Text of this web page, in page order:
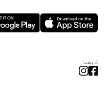
تابعنا